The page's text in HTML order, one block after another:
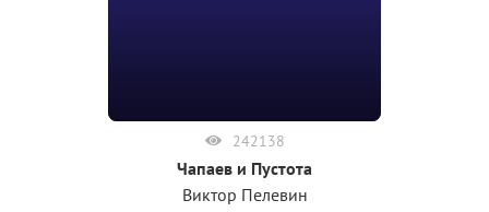
242138
Чапаев и Пустота
Виктор Пелевин